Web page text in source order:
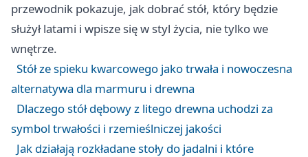
przewodnik pokazuje, jak dobrać stół, który będzie
służył latami i wpisze się w styl życia, nie tylko we
wnętrze.
Stół ze spieku kwarcowego jako trwała i nowoczesna
alternatywa dla marmuru i drewna
Dlaczego stół dębowy z litego drewna uchodzi za
symbol trwałości i rzemieślniczej jakości
Jak działają rozkładane stoły do jadalni i które